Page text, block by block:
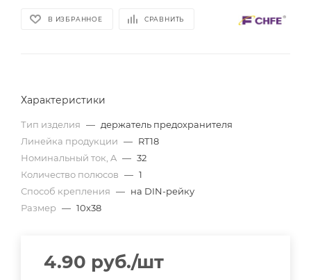
В ИЗБРАННОЕ СРАВНИТЬ
Характеристики
Тип изделия — держатель предохранителя
Линейка продукции — RT18
Номинальный ток, A — 32
Количество полюсов — 1
Способ крепления — на DIN-рейку
Размер — 10x38
4.90 руб./шт